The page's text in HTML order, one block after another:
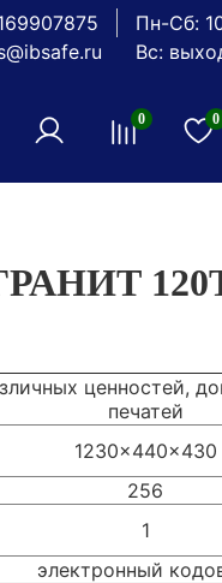
Пн-Сб:
Вс:
0 0
ценностей,
печатей
1230x440x430
256
1
электронный